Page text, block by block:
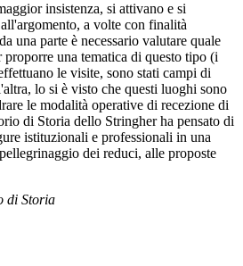
insistenza, si attivano e si
a volte con finalità
una parte è necessario valutare quale
una tematica di questo tipo (i
le visite, sono stati campi di
lo si è visto che questi luoghi sono
le modalità operative di recezione di
di Storia dello Stringher ha pensato di
istituzionali e professionali in una
dei reduci, alle proposte
di Storia